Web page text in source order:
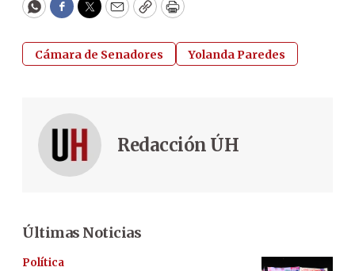
WhatsApp
Facebook
Twitter
EmailCopyPrint
Cámara de Senadores Yolanda Paredes
Redacción ÚH
Últimas Noticias
Política